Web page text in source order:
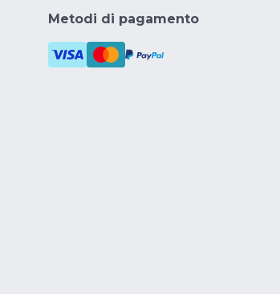
Metodi di pagamento